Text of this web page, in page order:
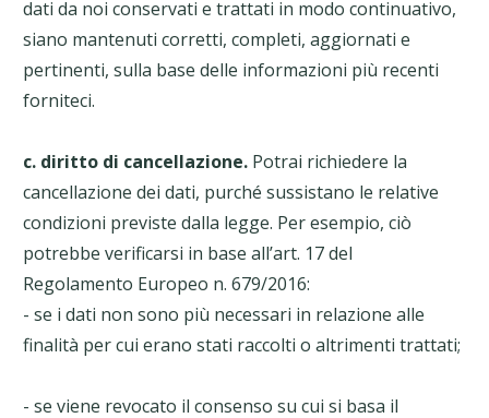
dati da noi conservati e trattati in modo continuativo,
siano mantenuti corretti, completi, aggiornati e
pertinenti, sulla base delle informazioni più recenti
forniteci.
c. diritto di cancellazione. Potrai richiedere la
cancellazione dei dati, purché sussistano le relative
condizioni previste dalla legge. Per esempio, ciò
potrebbe verificarsi in base all’art. 17 del
Regolamento Europeo n. 679/2016:
- se i dati non sono più necessari in relazione alle
finalità per cui erano stati raccolti o altrimenti trattati;
- se viene revocato il consenso su cui si basa il